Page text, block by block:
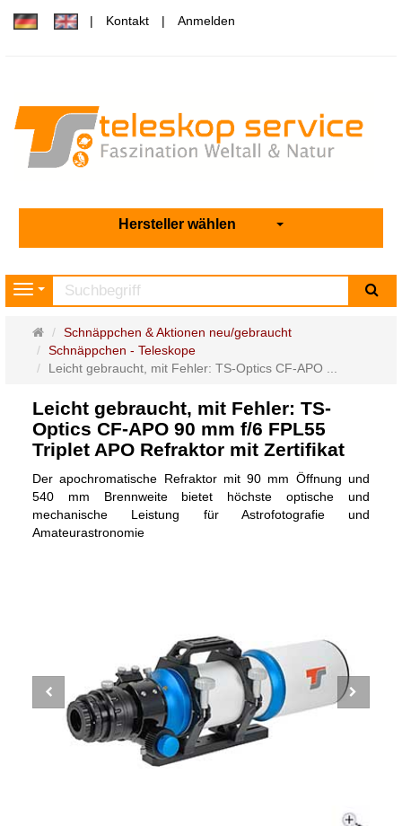
Kontakt Anmelden
Hersteller wählen
Navigation
Startseite
Schnäppchen & Aktionen neu/gebraucht
Schnäppchen - Teleskope
Leicht gebraucht, mit Fehler: TS-Optics CF-APO ...
Leicht gebraucht, mit Fehler: TS-
Optics CF-APO 90 mm f/6 FPL55
Triplet APO Refraktor mit Zertifikat
Der apochromatische Refraktor mit 90 mm Öffnung und
540 mm Brennweite bietet höchste optische und
mechanische Leistung für Astrofotografie und
Amateurastronomie